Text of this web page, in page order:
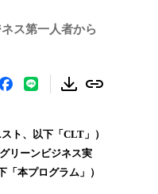
ス第一人者から
ト、以下「CLT」）
リーンビジネス実
本プログラム」）